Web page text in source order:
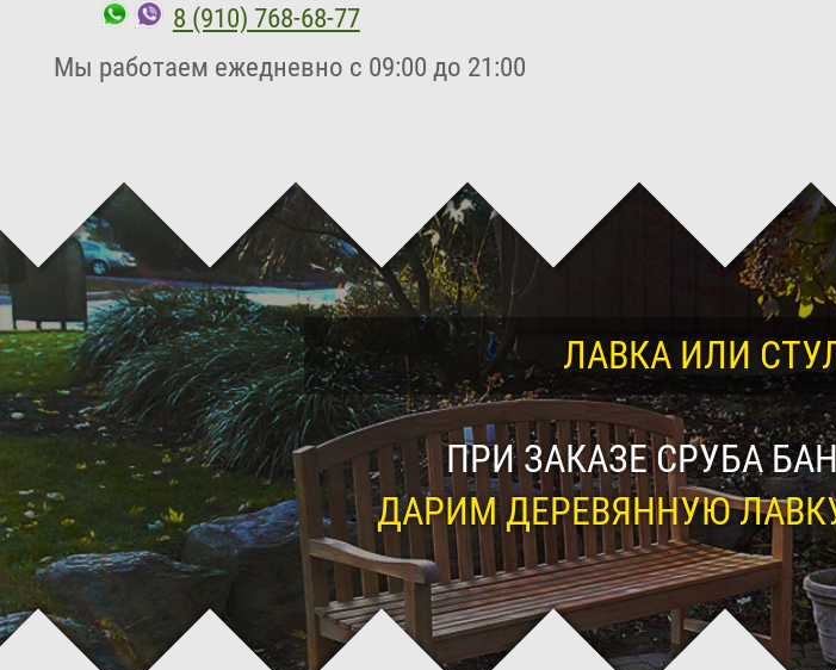
8 (910) 768-68-77
Мы работаем ежедневно с 09:00 до 21:00
ЛАВКА ИЛИ
ПРИ ЗАКАЗЕ СРУБА
ДАРИМ ДЕРЕВЯННУЮ